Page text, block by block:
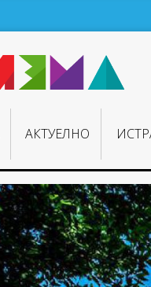
АКТУЕЛНО